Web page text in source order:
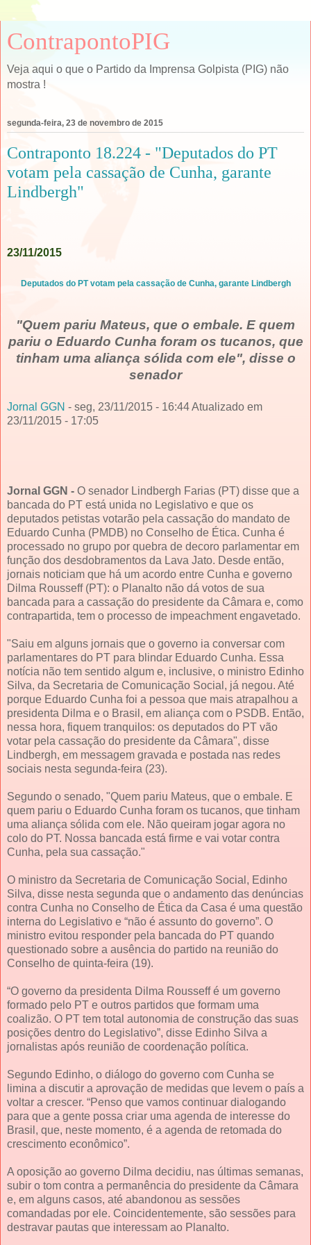
ContrapontoPIG
Veja aqui o que o Partido da Imprensa Golpista (PIG) não
mostra !
segunda-feira, 23 de novembro de 2015
Contraponto 18.224 - "Deputados do PT
votam pela cassação de Cunha, garante
Lindbergh"
23/11/2015
Deputados do PT votam pela cassação de Cunha, garante Lindbergh
"Quem pariu Mateus, que o embale. E quem
pariu o Eduardo Cunha foram os tucanos, que
tinham uma aliança sólida com ele", disse o
senador
Jornal GGN - seg, 23/11/2015 - 16:44 Atualizado em
23/11/2015 - 17:05
Jornal GGN - O senador Lindbergh Farias (PT) disse que a
bancada do PT está unida no Legislativo e que os
deputados petistas votarão pela cassação do mandato de
Eduardo Cunha (PMDB) no Conselho de Ética. Cunha é
processado no grupo por quebra de decoro parlamentar em
função dos desdobramentos da Lava Jato. Desde então,
jornais noticiam que há um acordo entre Cunha e governo
Dilma Rousseff (PT): o Planalto não dá votos de sua
bancada para a cassação do presidente da Câmara e, como
contrapartida, tem o processo de impeachment engavetado.
"Saiu em alguns jornais que o governo ia conversar com
parlamentares do PT para blindar Eduardo Cunha. Essa
notícia não tem sentido algum e, inclusive, o ministro Edinho
Silva, da Secretaria de Comunicação Social, já negou. Até
porque Eduardo Cunha foi a pessoa que mais atrapalhou a
presidenta Dilma e o Brasil, em aliança com o PSDB. Então,
nessa hora, fiquem tranquilos: os deputados do PT vão
votar pela cassação do presidente da Câmara", disse
Lindbergh, em messagem gravada e postada nas redes
sociais nesta segunda-feira (23).
Segundo o senado, "Quem pariu Mateus, que o embale. E
quem pariu o Eduardo Cunha foram os tucanos, que tinham
uma aliança sólida com ele. Não queiram jogar agora no
colo do PT. Nossa bancada está firme e vai votar contra
Cunha, pela sua cassação."
O ministro da Secretaria de Comunicação Social, Edinho
Silva, disse nesta segunda que o andamento das denúncias
contra Cunha no Conselho de Ética da Casa é uma questão
interna do Legislativo e “não é assunto do governo”. O
ministro evitou responder pela bancada do PT quando
questionado sobre a ausência do partido na reunião do
Conselho de quinta-feira (19).
“O governo da presidenta Dilma Rousseff é um governo
formado pelo PT e outros partidos que formam uma
coalizão. O PT tem total autonomia de construção das suas
posições dentro do Legislativo”, disse Edinho Silva a
jornalistas após reunião de coordenação política.
Segundo Edinho, o diálogo do governo com Cunha se
limina a discutir a aprovação de medidas que levem o país a
voltar a crescer. “Penso que vamos continuar dialogando
para que a gente possa criar uma agenda de interesse do
Brasil, que, neste momento, é a agenda de retomada do
crescimento econômico”.
A oposição ao governo Dilma decidiu, nas últimas semanas,
subir o tom contra a permanência do presidente da Câmara
e, em alguns casos, até abandonou as sessões
comandadas por ele. Coincidentemente, são sessões para
destravar pautas que interessam ao Planalto.